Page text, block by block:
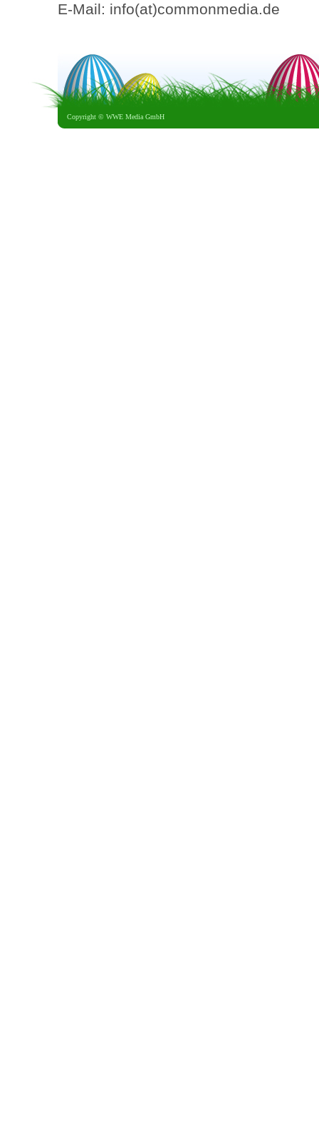
E-Mail: info(at)commonmedia.de
Copyright © WWE Media GmbH